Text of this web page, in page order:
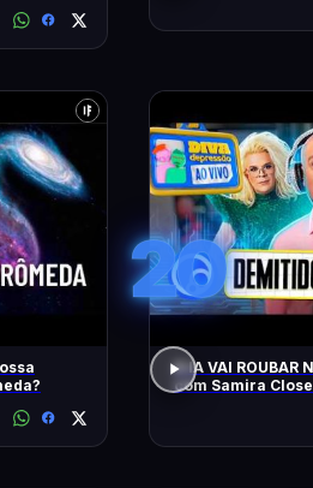
20
A IA VAI ROUBAR
com Samira